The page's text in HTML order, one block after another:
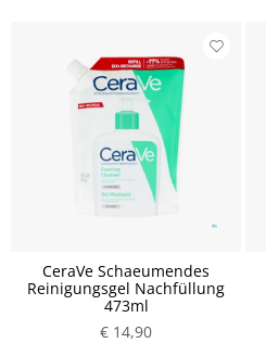
CeraVe Schaeumendes
Reinigungsgel Nachfüllung
473ml
€ 14,90